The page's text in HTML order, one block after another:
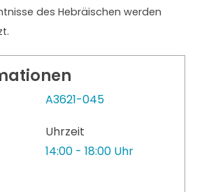
des Hebräischen werden
A3621-045
Uhrzeit
14:00 - 18:00 Uhr